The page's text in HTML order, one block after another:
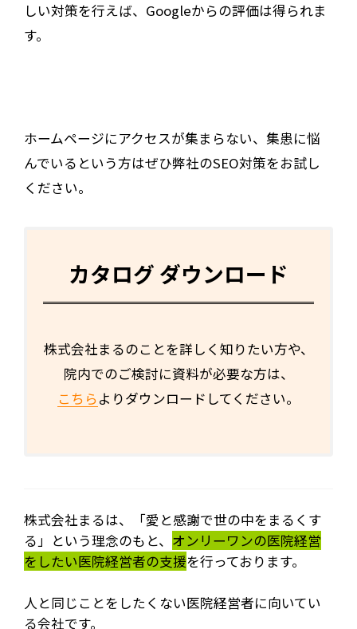
しい対策を行えば、Googleからの評価は得られま
す。
ホームページにアクセスが集まらない、集患に悩
んでいるという方はぜひ弊社のSEO対策をお試し
ください。
カタログ ダウンロード
株式会社まるのことを詳しく知りたい方や、
院内でのご検討に資料が必要な方は、
こちらよりダウンロードしてください。
株式会社まるは、「愛と感謝で世の中をまるくす
る」という理念のもと、 オンリーワンの医院経営
をしたい医院経営者の支援を行っております。
人と同じことをしたくない医院経営者に向いてい
る会社です。